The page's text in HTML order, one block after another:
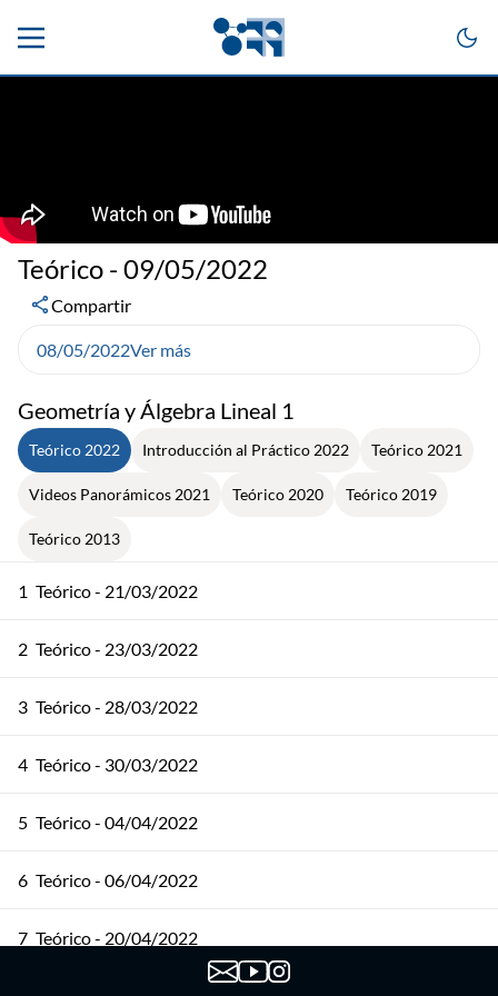
Geometría y Álgebra Lineal 1
Teórico 2022 Introducción al Práctico 2022 Teórico 2021
Videos Panorámicos 2021 Teórico 2020 Teórico 2019
Teórico 2013
1 Teórico - 21/03/2022
2 Teórico - 23/03/2022
3 Teórico - 28/03/2022
4 Teórico - 30/03/2022
5 Teórico - 04/04/2022
6 Teórico - 06/04/2022
7 Teórico - 20/04/2022
Teórico - 09/05/2022
Compartir
08/05/2022Ver más